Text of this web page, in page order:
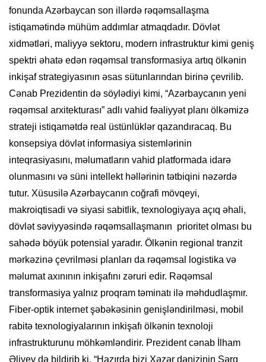
fonunda Azərbaycan son illərdə rəqəmsallaşma
istiqamətində mühüm addımlar atmaqdadır. Dövlət
xidmətləri, maliyyə sektoru, modern infrastruktur kimi geniş
spektri əhatə edən rəqəmsal transformasiya artıq ölkənin
inkişaf strategiyasının əsas sütunlarından birinə çevrilib.
Cənab Prezidentin də söylədiyi kimi, “Azərbaycanın yeni
rəqəmsal arxitekturası” adlı vahid fəaliyyət planı ölkəmizə
strateji istiqamətdə real üstünlüklər qazandıracaq. Bu
konsepsiya dövlət informasiya sistemlərinin
inteqrasiyasını, məlumatların vahid platformada idarə
olunmasını və süni intellekt həllərinin tətbiqini nəzərdə
tutur. Xüsusilə Azərbaycanın coğrafi mövqeyi,
makroiqtisadi və siyasi sabitlik, texnologiyaya açıq əhali,
dövlət səviyyəsində rəqəmsallaşmanın prioritet olması bu
sahədə böyük potensial yaradır. Ölkənin regional tranzit
mərkəzinə çevrilməsi planları da rəqəmsal logistika və
məlumat axınının inkişafını zəruri edir. Rəqəmsal
transformasiya yalnız proqram təminatı ilə məhdudlaşmır.
Fiber-optik internet şəbəkəsinin genişləndirilməsi, mobil
rabitə texnologiyalarının inkişafı ölkənin texnoloji
infrastrukturunu möhkəmləndirir. Prezident cənab İlham
Əliyev də bildirib ki, “Hazırda bizi Xəzər dənizinin Şərq